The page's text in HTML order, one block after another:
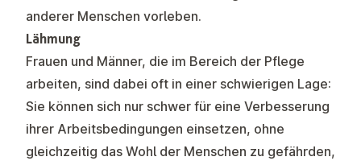
anderer Menschen vorleben.
Lähmung
Frauen und Männer, die im Bereich der Pflege
arbeiten, sind dabei oft in einer schwierigen Lage:
Sie können sich nur schwer für eine Verbesserung
ihrer Arbeitsbedingungen einsetzen, ohne
gleichzeitig das Wohl der Menschen zu gefährden,